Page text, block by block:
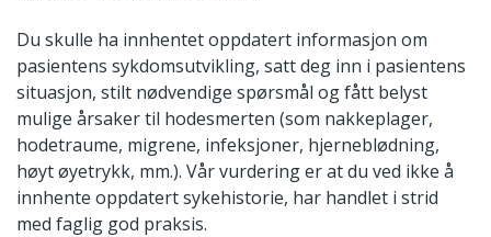
Du skulle ha innhentet oppdatert informasjon om
pasientens sykdomsutvikling, satt deg inn i pasientens
situasjon, stilt nødvendige spørsmål og fått belyst
mulige årsaker til hodesmerten (som nakkeplager,
hodetraume, migrene, infeksjoner, hjerneblødning,
høyt øyetrykk, mm.). Vår vurdering er at du ved ikke å
innhente oppdatert syke­historie, har handlet i strid
med faglig god praksis.